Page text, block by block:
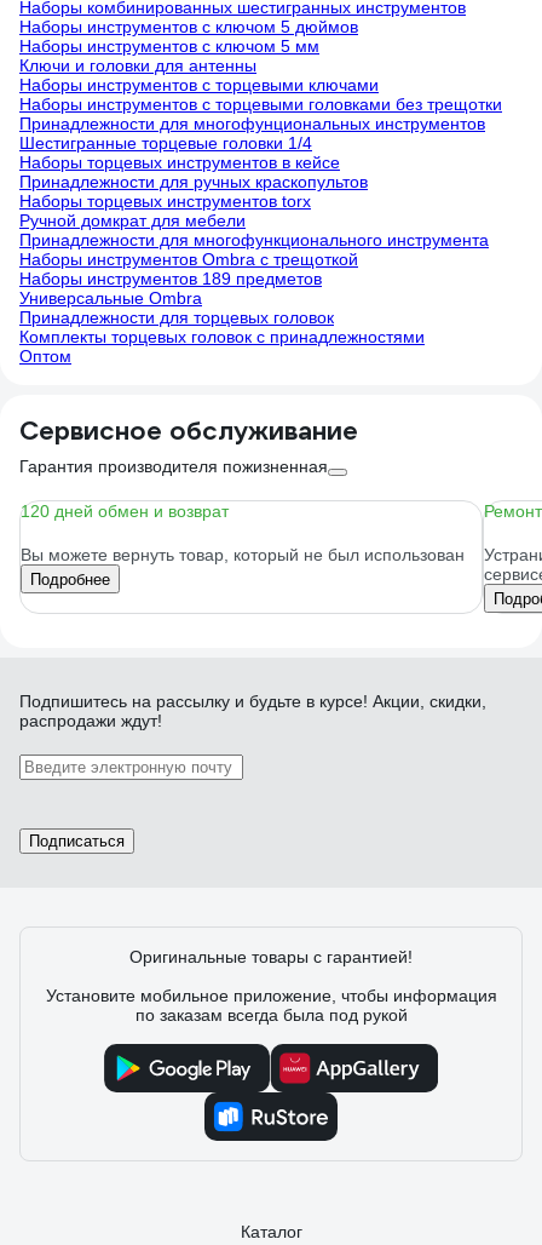
Наборы комбинированных шестигранных инструментов
Наборы инструментов с ключом 5 дюймов
Наборы инструментов с ключом 5 мм
Ключи и головки для антенны
Наборы инструментов с торцевыми ключами
Наборы инструментов с торцевыми головками без трещотки
Принадлежности для многофунциональных инструментов
Шестигранные торцевые головки 1/4
Наборы торцевых инструментов в кейсе
Принадлежности для ручных краскопультов
Наборы торцевых инструментов torx
Ручной домкрат для мебели
Принадлежности для многофункционального инструмента
Наборы инструментов Ombra с трещоткой
Наборы инструментов 189 предметов
Универсальные Ombra
Принадлежности для торцевых головок
Комплекты торцевых головок с принадлежностями
Оптом
Сервисное обслуживание
Гарантия производителя пожизненная
120 дней обмен и возврат
Вы можете вернуть товар, который не был использован
Подробнее
Подпишитесь на рассылку и будьте в курсе! Акции, скидки,
распродажи ждут!
Подписаться
Оригинальные товары с гарантией!
Установите мобильное приложение, чтобы информация
по заказам всегда была под рукой
Каталог